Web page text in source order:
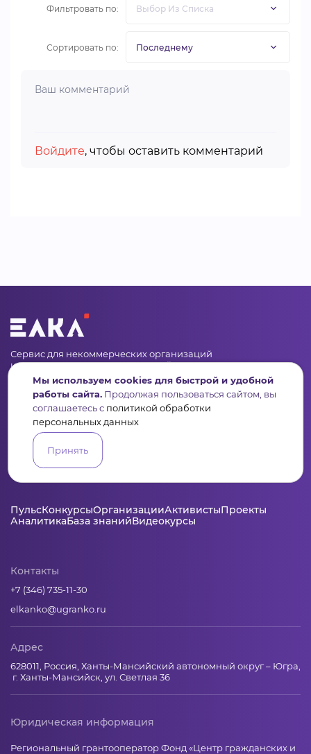
Фильтровать по:
Сортировать по:
Войдите, чтобы оставить комментарий
Сервис для некоммерческих организаций
и социальных предпринимателей
Подпишись на рассылку дайджест, новости, мероприятия
ПульсКонкурсыОрганизацииАктивистыПроекты
АналитикаБаза знанийВидеокурсы
Контакты
+7 (346) 735-11-30
elkanko@ugranko.ru
Адрес
628011, Россия, Ханты-Мансийский автономный округ – Югра,
г. Ханты-Мансийск, ул. Светлая 36
Юридическая информация
Региональный грантооператор Фонд «Центр гражданских и
Мы используем cookies для быстрой и удобной
работы сайта. Продолжая пользоваться сайтом, вы
соглашаетесь с политикой обработки
персональных данных
Принять